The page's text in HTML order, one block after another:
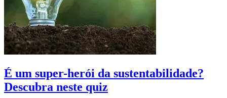
É um super-herói da sustentabilidade?
Descubra neste quiz